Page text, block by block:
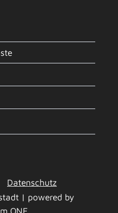
Datenschutz
| powered by